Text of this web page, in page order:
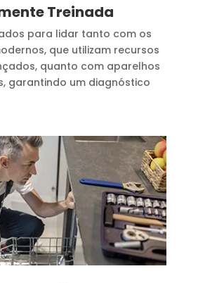
Treinada
para lidar tanto com os
que utilizam recursos
quanto com aparelhos
garantindo um diagnóstico